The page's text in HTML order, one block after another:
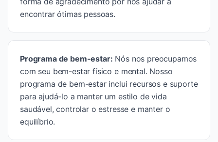
encontrar ótimas pessoas.
Programa de bem-estar: Nós nos preocupamos
com seu bem-estar físico e mental. Nosso
programa de bem-estar inclui recursos e suporte
para ajudá-lo a manter um estilo de vida
saudável, controlar o estresse e manter o
equilíbrio.